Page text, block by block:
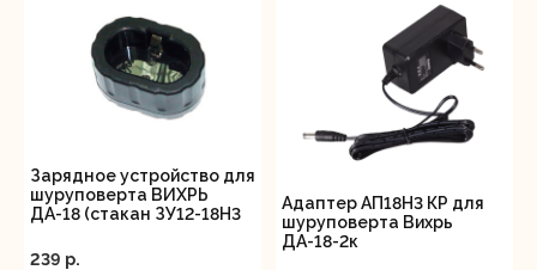
Зарядное устройство для
шуруповерта ВИХРЬ
ДА-18 (стакан ЗУ12-18Н3
239 p.
Адаптер АП18Н3 КР для
шуруповерта Вихрь
ДА-18-2к